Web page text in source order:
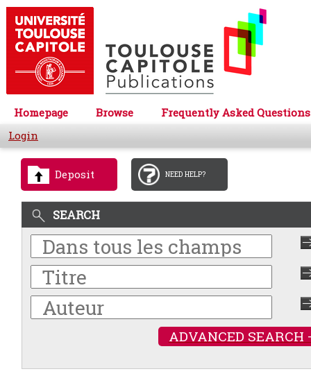
Homepage Browse
Frequently Asked Questions
Login
Deposit NEED HELP?
SEARCH
ADVANCED SEARCH